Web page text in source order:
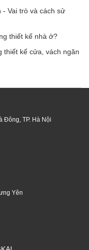
- Vai trò và cách sử
thiết kế nhà ở?
thiết kế cửa, vách ngăn
Đông, TP. Hà Nội
Yên